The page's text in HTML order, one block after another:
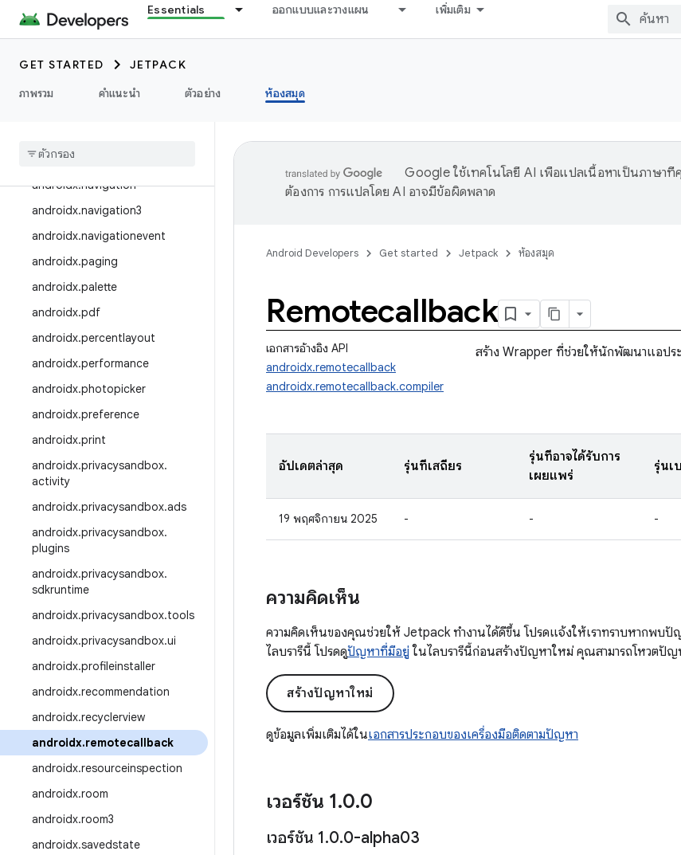
Essentials ออกแบบและวางแผน เพิ่มเติม
GET STARTED
JETPACK
ภาพรวม
คำแนะนำ ตัวอย่าง ห้องสมุด
androidx.localbroadcastmanag
androidx.media
androidx
androidx.navigation
androidx.navigation3
androidx.navigationevent
androidx.paging
androidx.palette
androidx.pdf
androidx.percentlayout
androidx.performance
androidx.photopicker
androidx.preference
androidx.print
androidx.privacysandbox.
activity
androidx.privacysandbox.ads
androidx.privacysandbox.
plugins
androidx.privacysandbox.
sdkruntime
androidx.privacysandbox.tools
androidx.privacysandbox.ui
androidx.profileinstaller
androidx.recommendation
androidx.recyclerview
androidx.remotecallback
androidx.resourceinspection
androidx.room
androidx.room3
androidx.savedstate
Google ใช้เทคโนโลยี AI เพื่อแปลเนื้อหาเป็นภาษา
ต้องการ การแปลโดย AI อาจมีข้อผิดพลาด
Android Developers Get started Jetpack ห้องสมุด
Remotecallback
เอกสารอ้างอิง API
androidx.remotecallback
androidx.remotecallback.compiler
สร้าง Wrapper ที่ช่วยให้นักพัฒนาแอปร
อัปเดตล่าสุด รุ่นที่เสถียร
รุ่นที่อาจได้รับการ
เผยแพร่
รุ่นเ
19 พฤศจิกายน 2025 - - -
ความคิดเห็น
ความคิดเห็นของคุณช่วยให้ Jetpack ทำงานได้ดีขึ้น โปรดแจ้งให้เราทราบหากพบปั
ไลบรารีนี้ โปรดดูปัญหาที่มีอยู่ ในไลบรารีนี้ก่อนสร้างปัญหาใหม่ คุณสามารถโหวตปัญ
สร้างปัญหาใหม่
ดูข้อมูลเพิ่มเติมได้ในเอกสารประกอบของเครื่องมือติดตามปัญหา
เวอร์ชัน 1.0.0
เวอร์ชัน 1.0.0-alpha03